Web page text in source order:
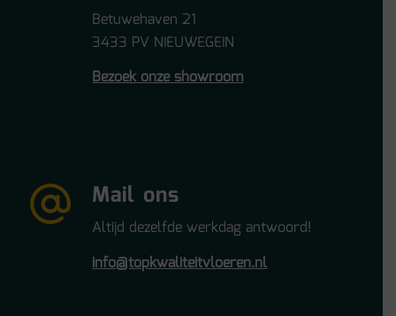
Betuwehaven 21
3433 PV NIEUWEGEIN
Bezoek onze showroom
Mail ons
Altijd dezelfde werkdag antwoord!
info@topkwaliteitvloeren.nl